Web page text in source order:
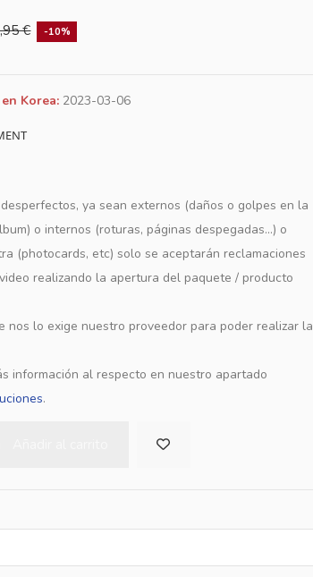
€ -10%
Korea: 2023-03-06
ya sean externos (daños o golpes en la
o internos (roturas, páginas despegadas...) o
(photocards, etc) solo se aceptarán reclamaciones
realizando la apertura del paquete / producto
nos lo exige nuestro proveedor para poder realizar la
información al respecto en nuestro apartado
.